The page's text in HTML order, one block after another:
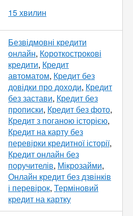
15 хвилин
Безвідмовні кредити
онлайн, Короткострокові
кредити, Кредит
автоматом, Кредит без
довідки про доходи, Кредит
без застави, Кредит без
прописки, Кредит без фото,
Кредит з поганою історією,
Кредит на карту без
перевірки кредитної історії,
Кредит онлайн без
поручителів, Мікрозайми,
Онлайн кредит без дзвінків
і перевірок, Терміновий
кредит на картку